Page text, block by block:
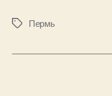
МеткиПермь